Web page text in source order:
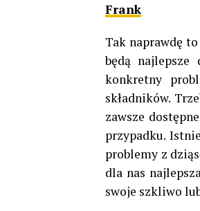
Frank
Tak naprawdę
będą najlepsze
konkretny
składników.
zawsze
przypadku.
problemy z
dla nas
swoje szkliwo